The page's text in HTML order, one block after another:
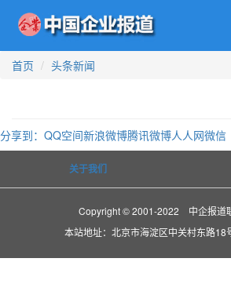
首页
头条新闻
分享到： QQ空间新浪微博腾讯微博人人网微信
关于我们
Copyright © 2001-2022 中企报道
本站地址：北京市海淀区中关村东路18